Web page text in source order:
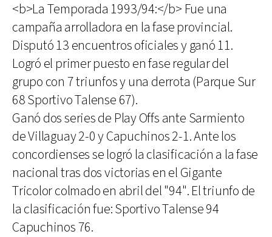
<b>La Temporada 1993/94:</b> Fue una
campaña arrolladora en la fase provincial.
Disputó 13 encuentros oficiales y ganó 11.
Logró el primer puesto en fase regular del
grupo con 7 triunfos y una derrota (Parque Sur
68 Sportivo Talense 67).
Ganó dos series de Play Offs ante Sarmiento
de Villaguay 2-0 y Capuchinos 2-1. Ante los
concordienses se logró la clasificación a la fase
nacional tras dos victorias en el Gigante
Tricolor colmado en abril del "94". El triunfo de
la clasificación fue: Sportivo Talense 94
Capuchinos 76.